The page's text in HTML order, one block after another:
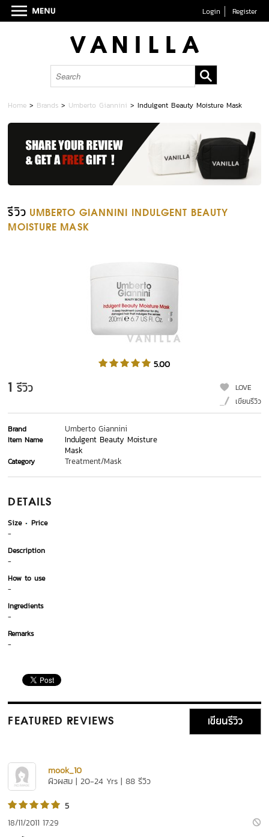
Login Register
Home > Brands > Umberto Giannini >Indulgent Beauty Moisture Mask
รีวิว UMBERTO GIANNINI INDULGENT BEAUTY
MOISTURE MASK
5.00
1 รีวิว
LOVE
เขียนรีวิว
Brand Umberto Giannini
Item Name
Indulgent Beauty Moisture
Mask
Category Treatment/Mask
DETAILS
Size
Price
-
Description
-
How to use
-
Ingredients
-
Remarks
-
FEATURED REVIEWS เขียนรีวิว
mook_10
ผิวผสม | 20-24 Yrs | 88 รีวิว
5
18/11/2011 17:29